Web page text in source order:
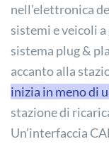
nell’elettronica
sistemi e veicoli
sistema plug &
accanto alla
inizia in meno di
stazione di
Un’interfaccia